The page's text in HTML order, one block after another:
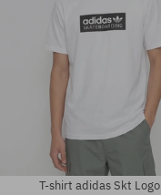
T-shirt adidas Skt Logo